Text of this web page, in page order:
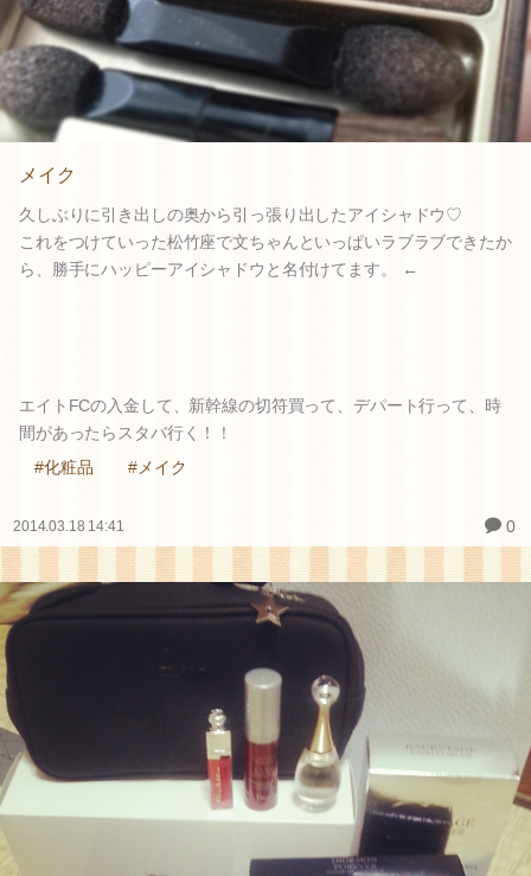
メイク
久しぶりに引き出しの奥から引っ張り出したアイシャドウ♡
これをつけていった松竹座で文ちゃんといっぱいラブラブできたか
ら、勝手にハッピーアイシャドウと名付けてます。 ←
エイトFCの入金して、新幹線の切符買って、デパート行って、時
間があったらスタバ行く！！
#化粧品
#メイク
2014.03.18 14:41 0